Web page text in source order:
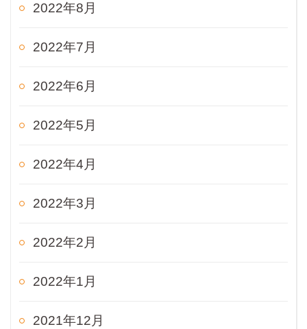
2022年8月
2022年7月
2022年6月
2022年5月
2022年4月
2022年3月
2022年2月
2022年1月
2021年12月